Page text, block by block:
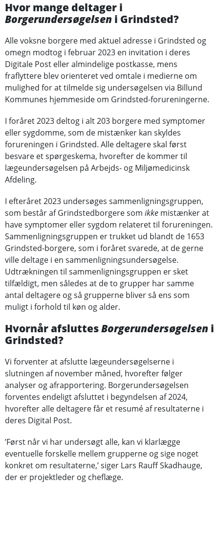
Hvor mange deltager i
Borgerundersøgelsen i Grindsted?
Alle voksne borgere med aktuel adresse i Grindsted og
omegn modtog i februar 2023 en invitation i deres
Digitale Post eller almindelige postkasse, mens
fraflyttere blev orienteret ved omtale i medierne om
mulighed for at tilmelde sig undersøgelsen via Billund
Kommunes hjemmeside om Grindsted-forureningerne.
I foråret 2023 deltog i alt 203 borgere med symptomer
eller sygdomme, som de mistænker kan skyldes
forureningen i Grindsted. Alle deltagere skal først
besvare et spørgeskema, hvorefter de kommer til
lægeundersøgelsen på Arbejds- og Miljømedicinsk
Afdeling.
I efteråret 2023 undersøges sammenligningsgruppen,
som består af Grindstedborgere som ikke mistænker at
have symptomer eller sygdom relateret til forureningen.
Sammenligningsgruppen er trukket ud blandt de 1653
Grindsted-borgere, som i foråret svarede, at de gerne
ville deltage i en sammenligningsundersøgelse.
Udtrækningen til sammenligningsgruppen er sket
tilfældigt, men således at de to grupper har samme
antal deltagere og så grupperne bliver så ens som
muligt i forhold til køn og alder.
Hvornår afsluttesBorgerundersøgelsen i
Grindsted?
Vi forventer at afslutte lægeundersøgelserne i
slutningen af november måned, hvorefter følger
analyser og afrapportering. Borgerundersøgelsen
forventes endeligt afsluttet i begyndelsen af 2024,
hvorefter alle deltagere får et resumé af resultaterne i
deres Digital Post.
’Først når vi har undersøgt alle, kan vi klarlægge
eventuelle forskelle mellem grupperne og sige noget
konkret om resultaterne,’ siger Lars Rauff Skadhauge,
der er projektleder og cheflæge.